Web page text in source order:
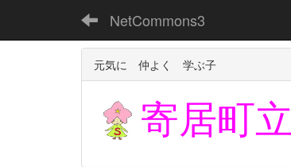
NetCommons3
元気に 仲よく 学ぶ子
寄居町立